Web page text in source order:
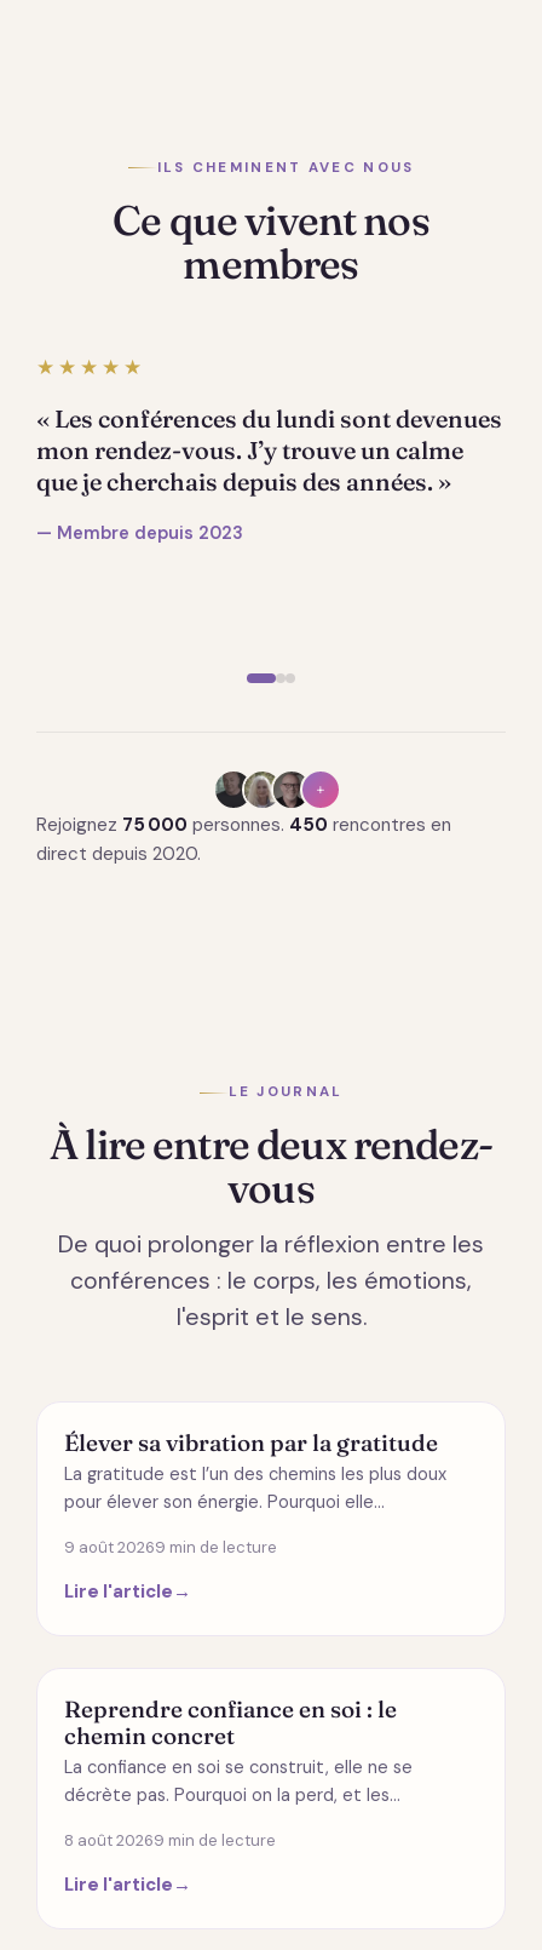
ILS CHEMINENT AVEC NOUS
Ce que vivent nos
membres
★★★★★
« Les conférences du lundi sont devenues
mon rendez-vous. J’y trouve un calme
que je cherchais depuis des années. »
— Membre depuis 2023
+
Rejoignez 75 000 personnes. 450 rencontres en
direct depuis 2020.
LE JOURNAL
À lire entre deux rendez-
vous
De quoi prolonger la réflexion entre les
conférences : le corps, les émotions,
l'esprit et le sens.
ÉNERGÉTIQUE
Élever sa vibration par la gratitude
La gratitude est l’un des chemins les plus doux
pour élever son énergie. Pourquoi elle…
9 août 20269 min de lecture
Lire l'article →
DÉVELOPPEMENT PERSONNEL
Reprendre confiance en soi : le
chemin concret
La confiance en soi se construit, elle ne se
décrète pas. Pourquoi on la perd, et les…
8 août 20269 min de lecture
Lire l'article →